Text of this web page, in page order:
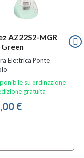
AZ22S2-MGR
Elettrica Ponte
su ordinazione
gratuita
€